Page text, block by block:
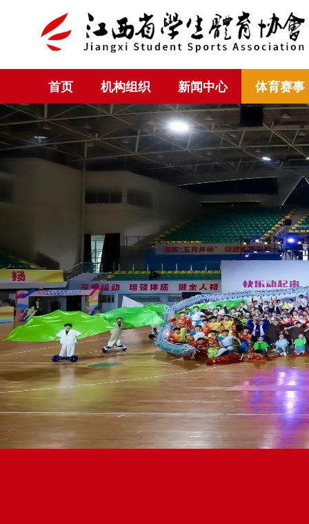
首页 机构组织 新闻中心 体育赛事